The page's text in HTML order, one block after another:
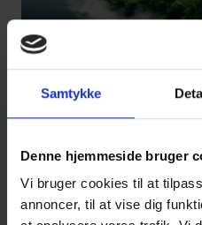
Samtykke
Denne hjemmeside bruger
Vi bruger cookies til at
annoncer, til at vise dig
Måske har du